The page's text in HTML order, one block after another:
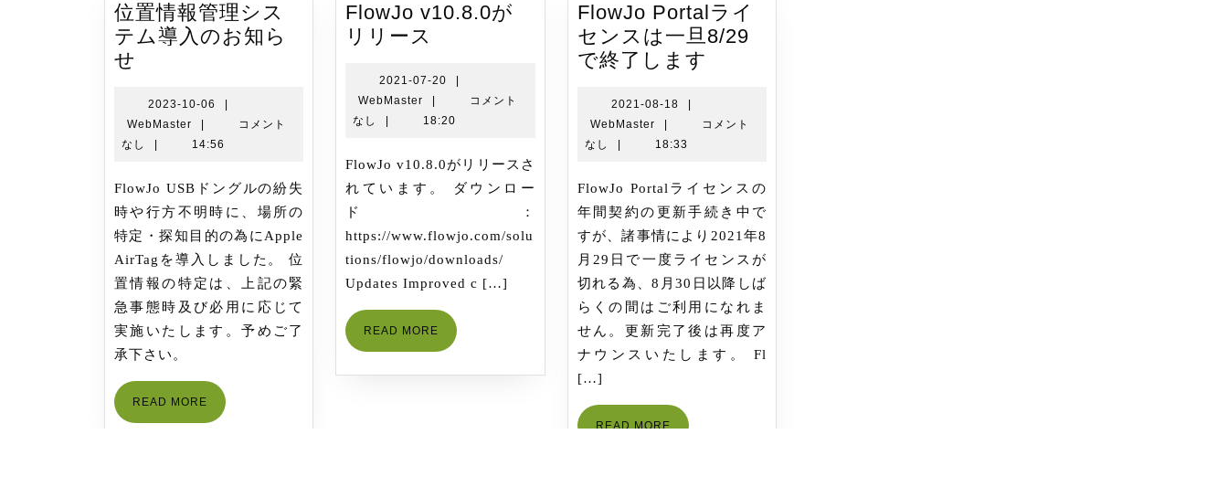
位置情報管理シス
テム導入のお知ら
せ
情
報
管
理
シ
ス
テ
ム
導
入
の
お
知
2023-10-06
2023-
06
WebMaster
WebMasterコメント
なし
14:56
FlowJo USBドングルの紛失
時や行方不明時に、場所の
特定・探知目的の為にApple
AirTagを導入しました。 位
置情報の特定は、上記の緊
急事態時及び必用に応じて
実施いたします。予めご了
承下さい。
READ MORE READ
MORE
FlowJo v10.8.0が
リリース
が
リ
リ
ー
ス
2021-07-20
2021-
20
WebMaster
WebMasterコメント
なし
18:20
FlowJo v10.8.0がリリースさ
れています。 ダウンロー
ド：
https://www.flowjo.com/solu
tions/flowjo/downloads/
Updates Improved c […]
READ MORE READ
MORE
FlowJo Portalライ
センスは一旦8/29
で終了します
イ
ン
ス
は
一
旦
8/29
で
終
了
2021-08-18
2021-
18
WebMaster
WebMasterコメント
なし
18:33
FlowJo Portalライセンスの
年間契約の更新手続き中で
すが、諸事情により2021年8
月29日で一度ライセンスが
切れる為、8月30日以降しば
らくの間はご利用になれま
せん。更新完了後は再度ア
ナウンスいたします。 Fl
[…]
READ MOREREAD